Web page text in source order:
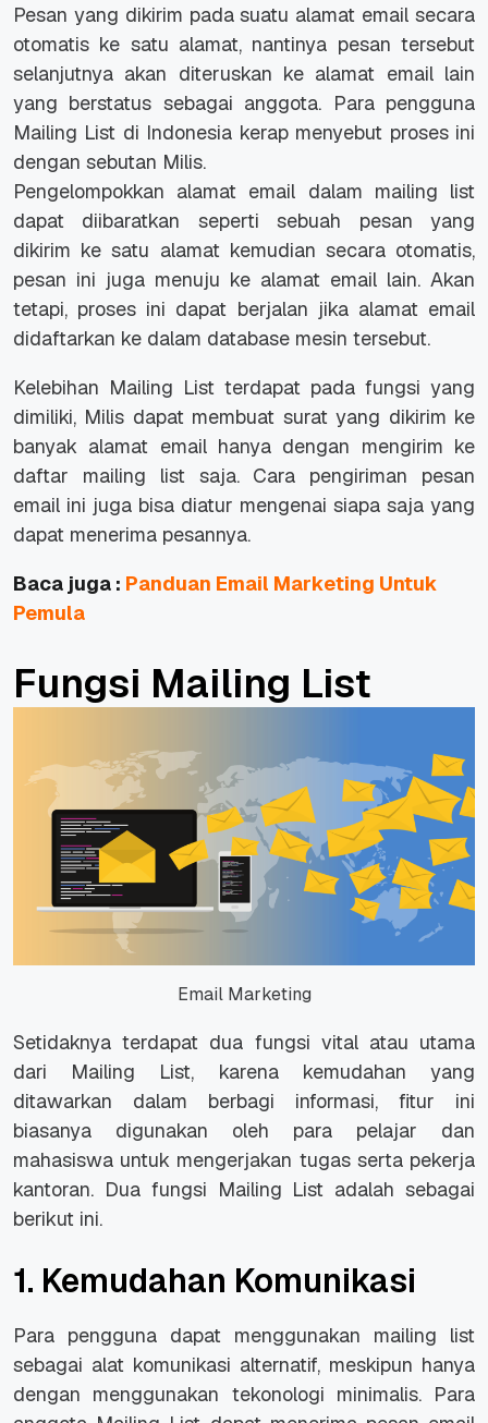
Pesan yang dikirim pada suatu alamat email secara
otomatis ke satu alamat, nantinya pesan tersebut
selanjutnya akan diteruskan ke alamat email lain
yang berstatus sebagai anggota. Para pengguna
Mailing List di Indonesia kerap menyebut proses ini
dengan sebutan Milis.
Pengelompokkan alamat email dalam mailing list
dapat diibaratkan seperti sebuah pesan yang
dikirim ke satu alamat kemudian secara otomatis,
pesan ini juga menuju ke alamat email lain. Akan
tetapi, proses ini dapat berjalan jika alamat email
didaftarkan ke dalam database mesin tersebut.
Kelebihan Mailing List terdapat pada fungsi yang
dimiliki, Milis dapat membuat surat yang dikirim ke
banyak alamat email hanya dengan mengirim ke
daftar mailing list saja. Cara pengiriman pesan
email ini juga bisa diatur mengenai siapa saja yang
dapat menerima pesannya.
Baca juga : Panduan Email Marketing Untuk
Pemula
Fungsi Mailing List
Email Marketing
Setidaknya terdapat dua fungsi vital atau utama
dari Mailing List, karena kemudahan yang
ditawarkan dalam berbagi informasi, fitur ini
biasanya digunakan oleh para pelajar dan
mahasiswa untuk mengerjakan tugas serta pekerja
kantoran. Dua fungsi Mailing List adalah sebagai
berikut ini.
1. Kemudahan Komunikasi
Para pengguna dapat menggunakan mailing list
sebagai alat komunikasi alternatif, meskipun hanya
dengan menggunakan tekonologi minimalis. Para